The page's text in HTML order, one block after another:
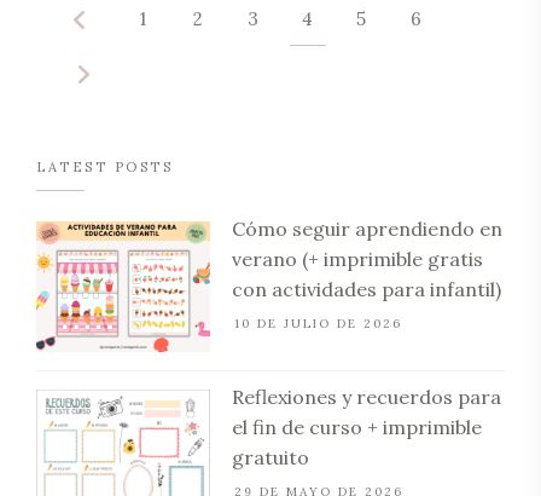
1 2 3 4 5 6
LATEST POSTS
Cómo seguir aprendiendo en
verano (+ imprimible gratis
con actividades para infantil)
10 DE JULIO DE 2026
Reflexiones y recuerdos para
el fin de curso + imprimible
gratuito
29 DE MAYO DE 2026